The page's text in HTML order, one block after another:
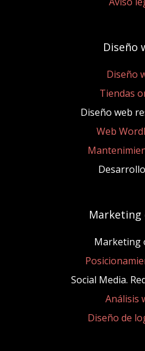
Diseño
Diseño
Tiendas
Diseño web
Web
Marketing
Marketing
Social Media.
Análisis
Diseño de